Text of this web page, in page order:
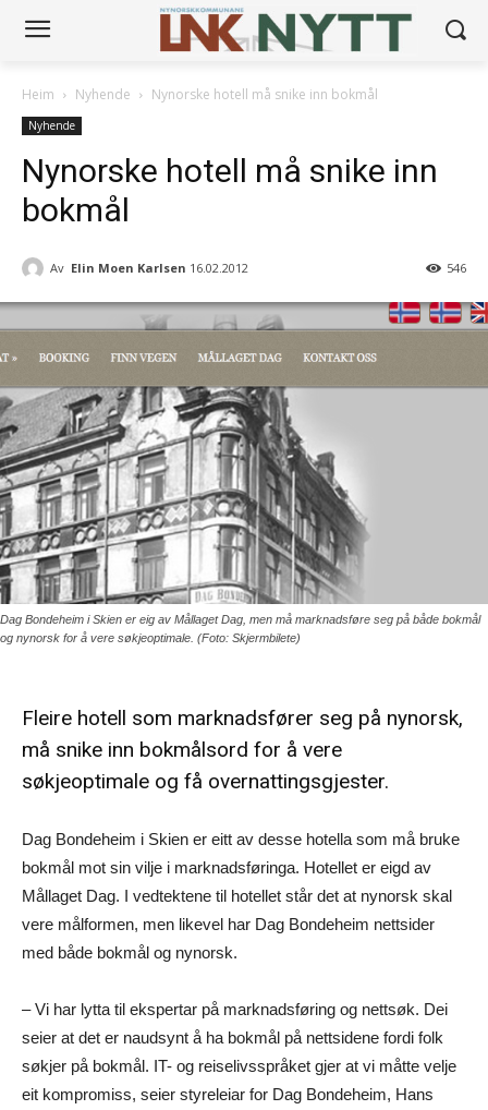
Heim Nyhende Nynorske hotell må snike inn bokmål
Nyhende
Nynorske hotell må snike inn
bokmål
Av Elin Moen Karlsen 16.02.2012 546
Dag Bondeheim i Skien er eig av Mållaget Dag, men må marknadsføre seg på både bokmål
og nynorsk for å vere søkjeoptimale. (Foto: Skjermbilete)
Fleire hotell som marknadsfører seg på nynorsk,
må snike inn bokmålsord for å vere
søkjeoptimale og få overnattingsgjester.
Dag Bondeheim i Skien er eitt av desse hotella som må bruke
bokmål mot sin vilje i marknadsføringa. Hotellet er eigd av
Mållaget Dag. I vedtektene til hotellet står det at nynorsk skal
vere målformen, men likevel har Dag Bondeheim nettsider
med både bokmål og nynorsk.
– Vi har lytta til ekspertar på marknadsføring og nettsøk. Dei
seier at det er naudsynt å ha bokmål på nettsidene fordi folk
søkjer på bokmål. IT- og reiselivsspråket gjer at vi måtte velje
eit kompromiss, seier styreleiar for Dag Bondeheim, Hans